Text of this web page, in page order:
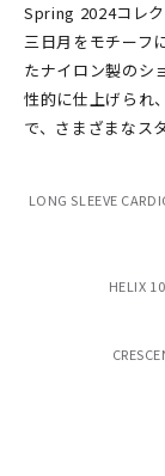
Spring 2024コレ
三日月をモチーフ
たナイロン製のシ
性的に仕上げられ
で、さまざまなス
LONG SLEEVE
HELIX